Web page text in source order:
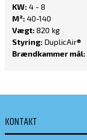
KW: 4 - 8
M²: 40-140
Vægt: 820 kg
Styring: DuplicAir®
Brændkammer mål:
KONTAKT